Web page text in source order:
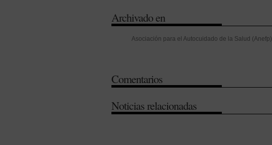
Archivado en
Asociación para el Autocuidado de la Salud (Anefp)
Comentarios
Noticias relacionadas